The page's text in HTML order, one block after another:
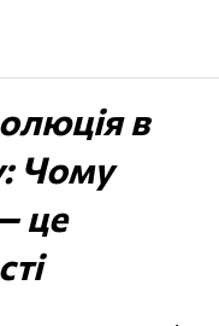
в
Чому
це